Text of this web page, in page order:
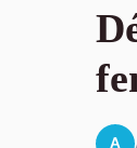
A